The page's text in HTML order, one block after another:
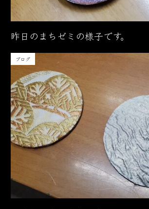
昨日のまちゼミの様子です。
ブログ